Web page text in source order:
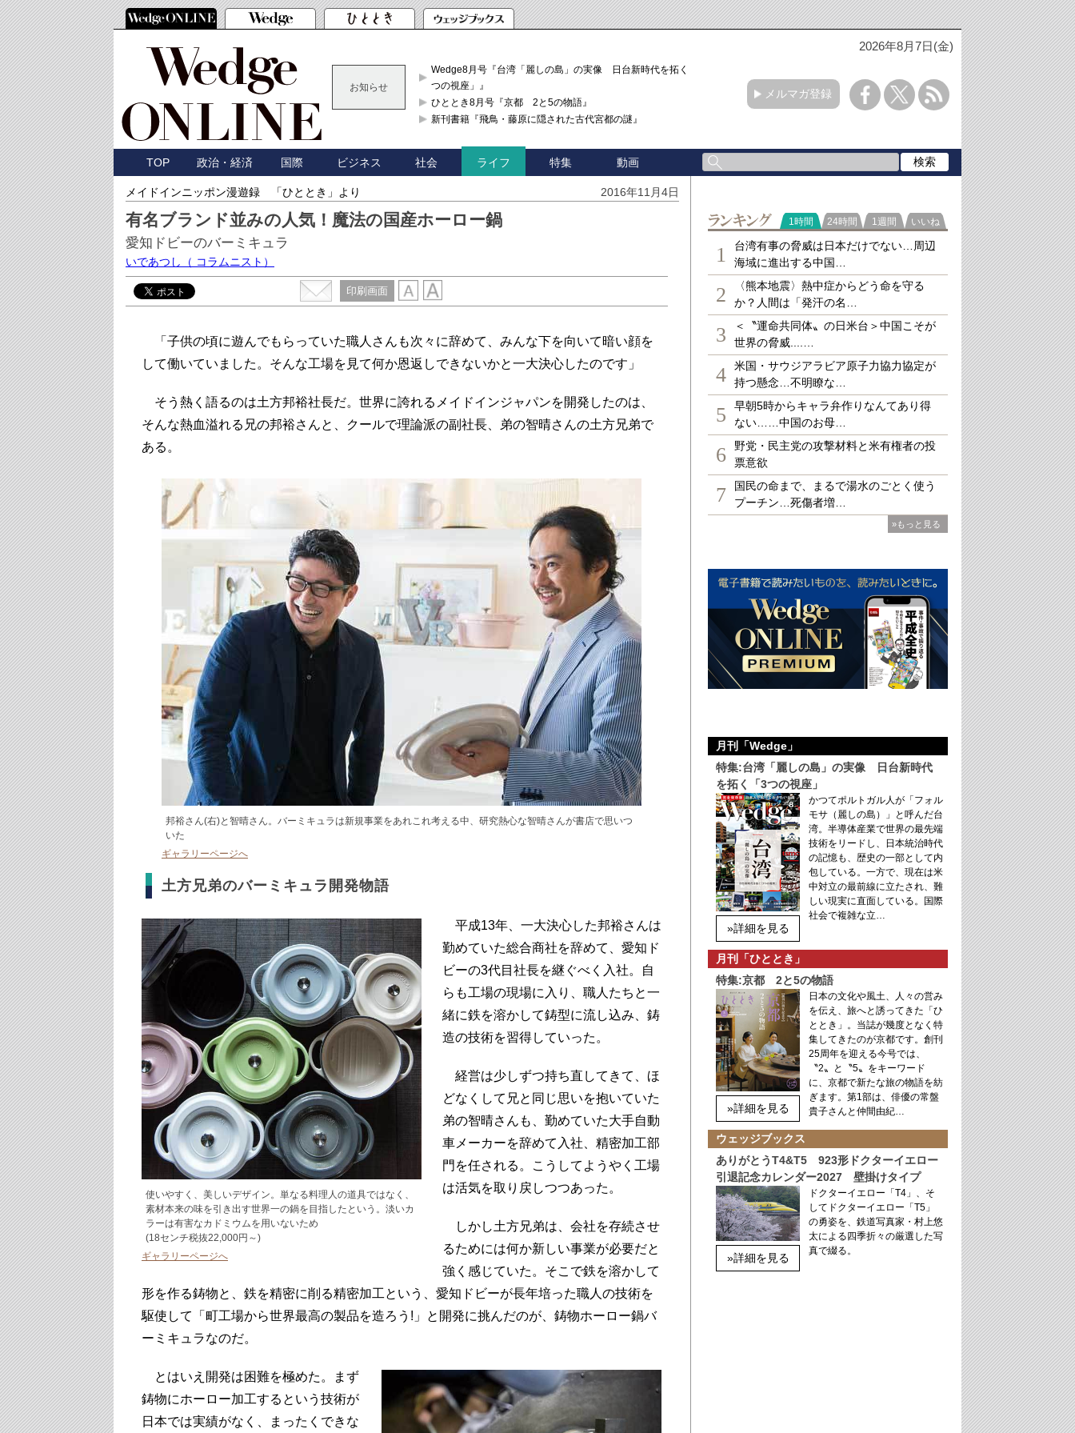
2026年8月7日(金)
お知らせ
Wedge8月号『台湾「麗しの島」の実像 日台新時代を拓く「3
つの視座」』
ひととき8月号『京都 2と5の物語』
新刊書籍『飛鳥・藤原に隠された古代宮都の謎』
メルマガ登録
TOP 政治・経済 国際 ビジネス 社会 ライフ 特集 動画
メイドインニッポン漫遊録 「ひととき」より 2016年11月4日
有名ブランド並みの人気！魔法の国産ホーロー鍋
愛知ドビーのバーミキュラ
いであつし （ コラムニスト）
印刷画面
「子供の頃に遊んでもらっていた職人さんも次々に辞めて、みんな下を向いて暗い顔を
して働いていました。そんな工場を見て何か恩返しできないかと一大決心したのです」
そう熱く語るのは土方邦裕社長だ。世界に誇れるメイドインジャパンを開発したのは、
そんな熱血溢れる兄の邦裕さんと、クールで理論派の副社長、弟の智晴さんの土方兄弟で
ある。
邦裕さん(右)と智晴さん。バーミキュラは新規事業をあれこれ考える中、研究熱心な智晴さんが書店で思いつ
いた
ギャラリーページへ
土方兄弟のバーミキュラ開発物語
使いやすく、美しいデザイン。単なる料理人の道具ではなく、
素材本来の味を引き出す世界一の鍋を目指したという。淡いカ
ラーは有害なカドミウムを用いないため
(18センチ税抜22,000円～)
ギャラリーページへ
平成13年、一大決心した邦裕さんは
勤めていた総合商社を辞めて、愛知ド
ビーの3代目社長を継ぐべく入社。自
らも工場の現場に入り、職人たちと一
緒に鉄を溶かして鋳型に流し込み、鋳
造の技術を習得していった。
経営は少しずつ持ち直してきて、ほ
どなくして兄と同じ思いを抱いていた
弟の智晴さんも、勤めていた大手自動
車メーカーを辞めて入社、精密加工部
門を任される。こうしてようやく工場
は活気を取り戻しつつあった。
しかし土方兄弟は、会社を存続させ
るためには何か新しい事業が必要だと
強く感じていた。そこで鉄を溶かして
形を作る鋳物と、鉄を精密に削る精密加工という、愛知ドビーが長年培った職人の技術を
駆使して「町工場から世界最高の製品を造ろう!」と開発に挑んだのが、鋳物ホーロー鍋バ
ーミキュラなのだ。
とはいえ開発は困難を極めた。まず
鋳物にホーロー加工するという技術が
日本では実績がなく、まったくできな
ランキング
1時間 24時間 1週間 いいね
1
台湾有事の脅威は日本だけでない…周辺
海域に進出する中国…
2
〈熊本地震〉熱中症からどう命を守る
か？人間は「発汗の名…
3
＜〝運命共同体〟の日米台＞中国こそが
世界の脅威....…
4
米国・サウジアラビア原子力協力協定が
持つ懸念…不明瞭な…
5
早朝5時からキャラ弁作りなんてあり得
ない……中国のお母…
6
野党・民主党の攻撃材料と米有権者の投
票意欲
7
国民の命まで、まるで湯水のごとく使う
プーチン…死傷者増…
»もっと見る
月刊「Wedge」
特集:台湾「麗しの島」の実像 日台新時代
を拓く「3つの視座」
»詳細を見る
かつてポルトガル人が「フォル
モサ（麗しの島）」と呼んだ台
湾。半導体産業で世界の最先端
技術をリードし、日本統治時代
の記憶も、歴史の一部として内
包している。一方で、現在は米
中対立の最前線に立たされ、難
しい現実に直面している。国際
社会で複雑な立…
月刊「ひととき」
特集:京都 2と5の物語
»詳細を見る
日本の文化や風土、人々の営み
を伝え、旅へと誘ってきた「ひ
ととき」。当誌が幾度となく特
集してきたのが京都です。創刊
25周年を迎える今号では、
〝2〟と〝5〟をキーワード
に、京都で新たな旅の物語を紡
ぎます。第1部は、俳優の常盤
貴子さんと仲間由紀…
ウェッジブックス
ありがとうT4&T5 923形ドクターイエロー
引退記念カレンダー2027 壁掛けタイプ
»詳細を見る
ドクターイエロー「T4」、そ
してドクターイエロー「T5」
の勇姿を、鉄道写真家・村上悠
太による四季折々の厳選した写
真で綴る。